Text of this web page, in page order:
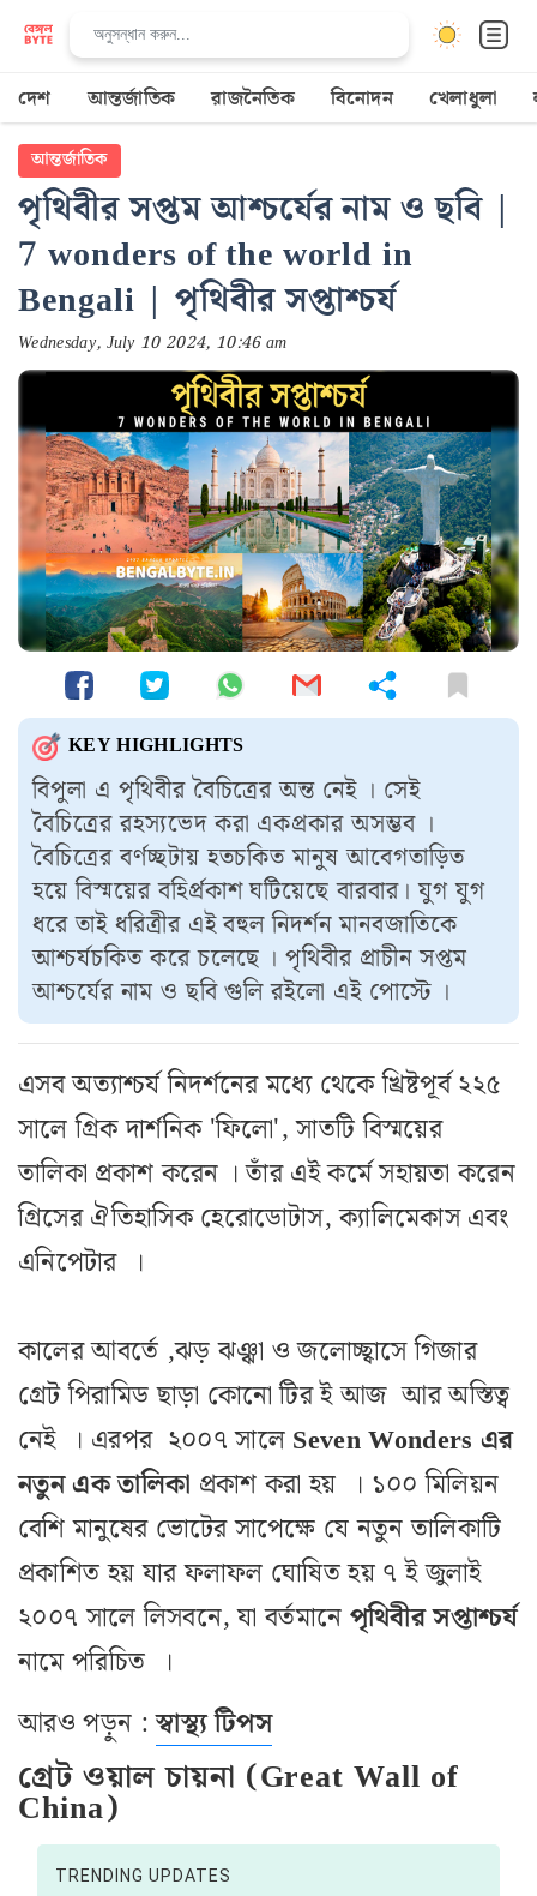
দেশ আন্তর্জাতিক রাজনৈতিক বিনোদন খেলাধুলা
আন্তর্জাতিক
পৃথিবীর সপ্তম আশ্চর্যের নাম ও ছবি |
7 wonders of the world in
Bengali | পৃথিবীর সপ্তাশ্চর্য
Wednesday, July 10 2024, 10:46 am
KEY HIGHLIGHTS
বিপুলা এ পৃথিবীর বৈচিত্রের অন্ত নেই । সেই
বৈচিত্রের রহস্যভেদ করা একপ্রকার অসম্ভব ।
বৈচিত্রের বর্ণচ্ছটায় হতচকিত মানুষ আবেগতাড়িত
হয়ে বিস্ময়ের বহির্প্রকাশ ঘটিয়েছে বারবার। যুগ যুগ
ধরে তাই ধরিত্রীর এই বহুল নিদর্শন মানবজাতিকে
আশ্চর্যচকিত করে চলেছে । পৃথিবীর প্রাচীন সপ্তম
আশ্চর্যের নাম ও ছবি গুলি রইলো এই পোস্টে ।
এসব অত্যাশ্চর্য নিদর্শনের মধ্যে থেকে খ্রিষ্টপূর্ব ২২৫
সালে গ্রিক দার্শনিক 'ফিলো', সাতটি বিস্ময়ের
তালিকা প্রকাশ করেন । তাঁর এই কর্মে সহায়তা করেন
গ্রিসের ঐতিহাসিক হেরোডোটাস, ক্যালিমেকাস এবং
এনিপেটার ।
কালের আবর্তে ,ঝড় ঝঞ্ঝা ও জলোচ্ছ্বাসে গিজার
গ্রেট পিরামিড ছাড়া কোনো টির ই আজ আর অস্তিত্ব
নেই । এরপর ২০০৭ সালে Seven Wonders এর
নতুন এক তালিকা প্রকাশ করা হয় । ১০০ মিলিয়ন
বেশি মানুষের ভোটের সাপেক্ষে যে নতুন তালিকাটি
প্রকাশিত হয় যার ফলাফল ঘোষিত হয় ৭ ই জুলাই
২০০৭ সালে লিসবনে, যা বর্তমানে পৃথিবীর সপ্তাশ্চর্য
নামে পরিচিত ।
আরও পড়ুন :স্বাস্থ্য টিপস
গ্রেট ওয়াল চায়না (Great Wall of
China)
TRENDING UPDATES